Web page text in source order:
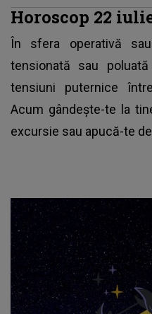
Horoscop 22
În sfera operativă
tensionată sau
tensiuni puternice
Acum gândește-te la
excursie sau apucă-te